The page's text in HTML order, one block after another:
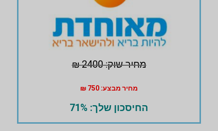
מחיר שוק: 2400 ₪
מחיר מבצע: 750 ₪
החיסכון שלך: 71%